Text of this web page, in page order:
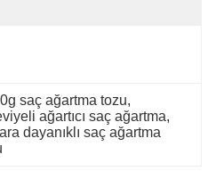
saç ağartma tozu,
ağartıcı saç ağartma,
dayanıklı saç ağartma